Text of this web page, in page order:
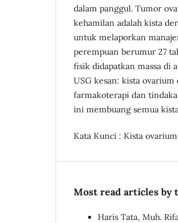
dalam panggul. Tumor
kehamilan adalah kista
untuk melaporkan
perempuan berumur 27
fisik didapatkan massa di
USG kesan: kista ovarium
farmakoterapi dan
ini membuang semua
Kata Kunci : Kista
Most read articles by
Haris Tata, Muh.